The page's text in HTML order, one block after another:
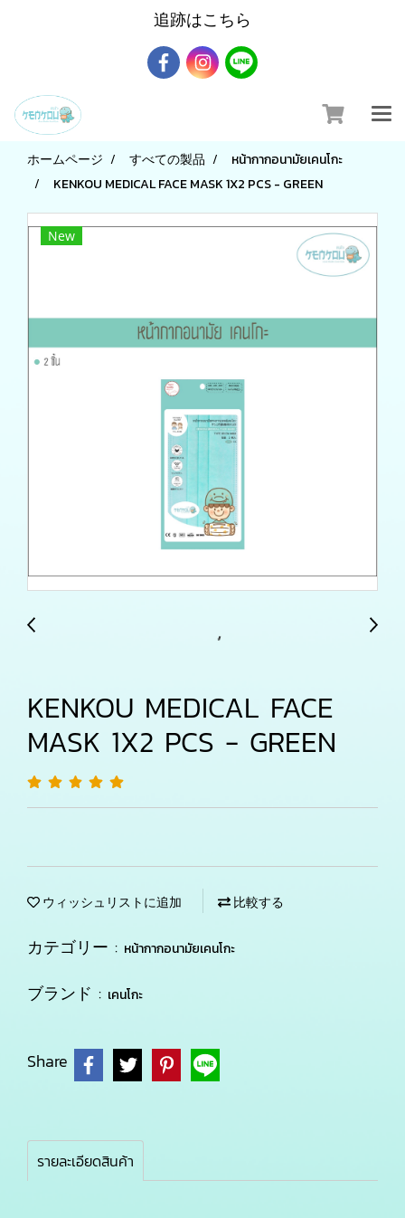
追跡はこちら
ホームページ すべての製品
หน้ากากอนามัยเคนโกะ
KENKOU MEDICAL FACE MASK 1X2 PCS - GREEN
New
KENKOU MEDICAL FACE
MASK 1X2 PCS - GREEN
ウィッシュリストに追加 比較する
カテゴリー : หน้ากากอนามัยเคนโกะ
ブランド : เคนโกะ
Share
รายละเอียดสินค้า